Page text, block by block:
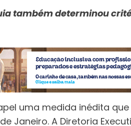
também determinou
uma medida inédita
Janeiro. A Diretoria